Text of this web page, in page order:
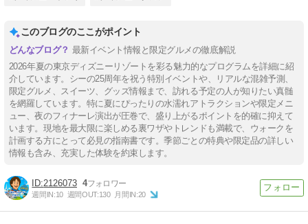
このブログのここがポイント
最新イベント情報と限定グルメの徹底解説
2026年夏の東京ディズニーリゾートを彩る魅力的なプログラムを詳細に紹
介しています。シーの25周年を祝う特別イベントや、リアルな混雑予測、
限定グルメ、スイーツ、グッズ情報まで、訪れる予定の人が知りたい真髄
を網羅しています。特に夏にぴったりの水濡れアトラクションや限定メニ
ュー、夜のフィナーレ演出が圧巻で、盛り上がるポイントを的確に抑えて
います。現地を最大限に楽しめる裏ワザやトレンドも満載で、ウォークを
計画する方にとって必見の指南書です。季節ごとの特典や限定品の詳しい
情報も含み、充実した体験を約束します。
2126073 4
週間IN:10 週間OUT:130 月間IN:20